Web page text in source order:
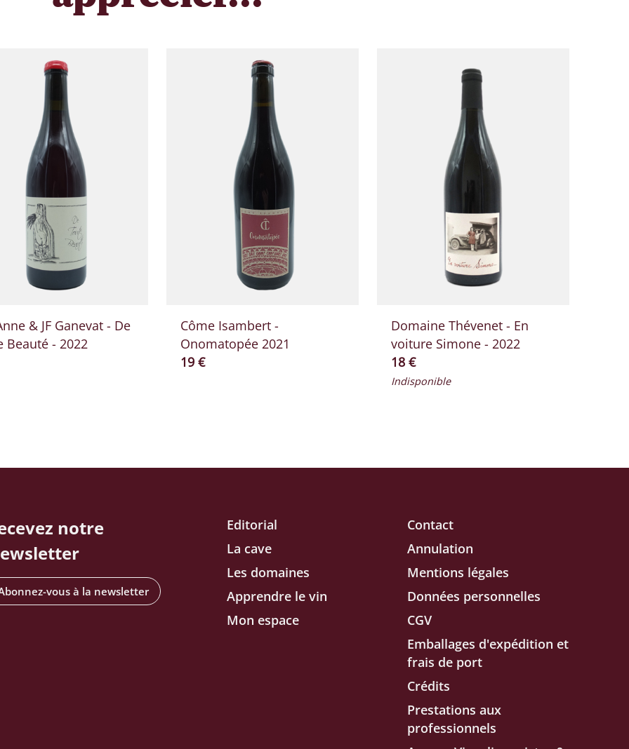
& JF Ganevat - De
Beauté - 2022
Côme Isambert -
Onomatopée 2021
Prix ​​actuel
19 €
Domaine Thévenet - En
voiture Simone - 2022
Prix ​​actuel
18 €
Indisponible
notre
vous à la newsletter
Editorial
La cave
Les domaines
Apprendre le vin
Mon espace
Contact
Annulation
Mentions légales
Données personnelles
CGV
Emballages d'expédition et
frais de port
Crédits
Prestations aux
professionnels